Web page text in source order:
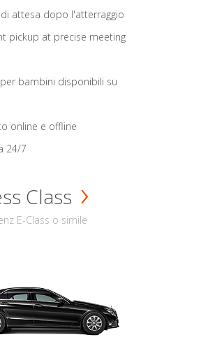
attesa dopo l'atterraggio
pickup at precise meeting
per bambini disponibili su
online e offline
24/7
Class
E-Class o simile